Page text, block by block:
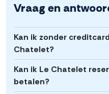
Vraag en
Kan ik zonder
Chatelet?
Kan ik Le Chatelet
betalen?